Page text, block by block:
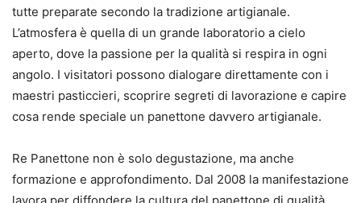
tutte preparate secondo la tradizione artigianale.
L’atmosfera è quella di un grande laboratorio a cielo
aperto, dove la passione per la qualità si respira in ogni
angolo. I visitatori possono dialogare direttamente con i
maestri pasticcieri, scoprire segreti di lavorazione e capire
cosa rende speciale un panettone davvero artigianale.
Re Panettone non è solo degustazione, ma anche
formazione e approfondimento. Dal 2008 la manifestazione